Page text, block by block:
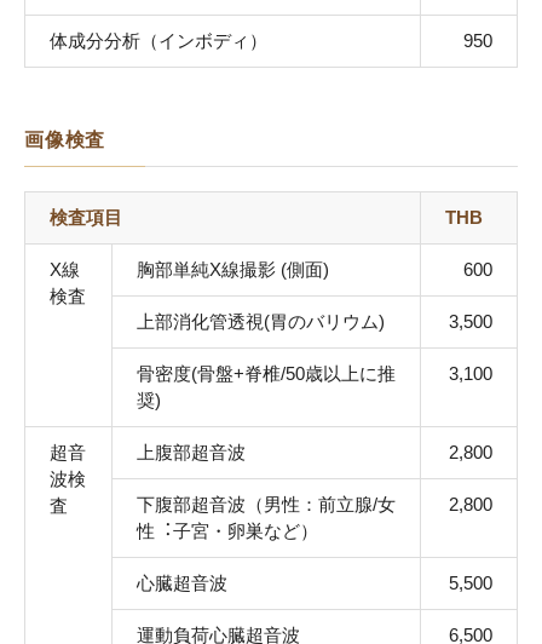
体成分分析（インボディ） 950
画像検査
検査項目 THB
X線
検査
胸部単純X線撮影 (側面) 600
上部消化管透視(胃のバリウム) 3,500
骨密度(骨盤+脊椎/50歳以上に推
奨)
3,100
超音
波検
査
上腹部超音波 2,800
下腹部超音波（男性：前⽴腺/⼥
性︓⼦宮・卵巣など）
2,800
⼼臓超音波 5,500
運動負荷⼼臓超音波 6,500